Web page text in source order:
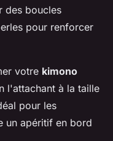
des boucles
pour renforcer
votre kimono
l'attachant à la taille
pour les
un apéritif en bord